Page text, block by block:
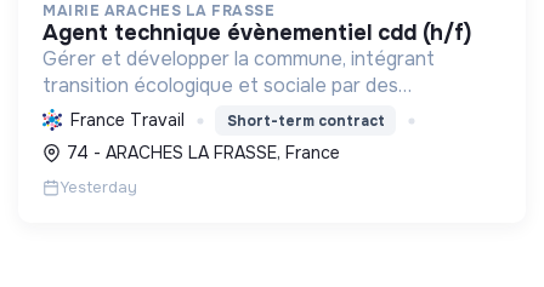
MAIRIE ARACHES LA FRASSE
agent technique évènementiel cdd (h/f)
Gérer et développer la commune, intégrant
transition écologique et sociale par des
logements, l'environnement bâti, la préservation
des ressources et le soutien associatif.
France Travail Short-term contract
74 - ARACHES LA FRASSE, France
Yesterday